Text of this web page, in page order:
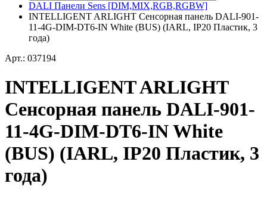
DALI Панели Sens [DIM,MIX,RGB,RGBW]
INTELLIGENT ARLIGHT Сенсорная панель DALI-901-
11-4G-DIM-DT6-IN White (BUS) (IARL, IP20 Пластик, 3
года)
Арт.: 037194
INTELLIGENT ARLIGHT
Сенсорная панель DALI-901-
11-4G-DIM-DT6-IN White
(BUS) (IARL, IP20 Пластик, 3
года)